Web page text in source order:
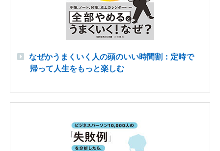
なぜかうまくいく人の頭のいい時間割：定時で
帰って人生をもっと楽しむ